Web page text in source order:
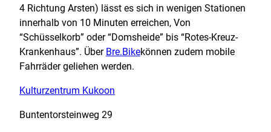
4 Richtung Arsten) lässt es sich in wenigen Stationen
innerhalb von 10 Minuten erreichen, Von
“Schüsselkorb” oder “Domsheide” bis “Rotes-Kreuz-
Krankenhaus”. Über Bre.Bikekönnen zudem mobile
Fahrräder geliehen werden.
Kulturzentrum Kukoon
Buntentorsteinweg 29